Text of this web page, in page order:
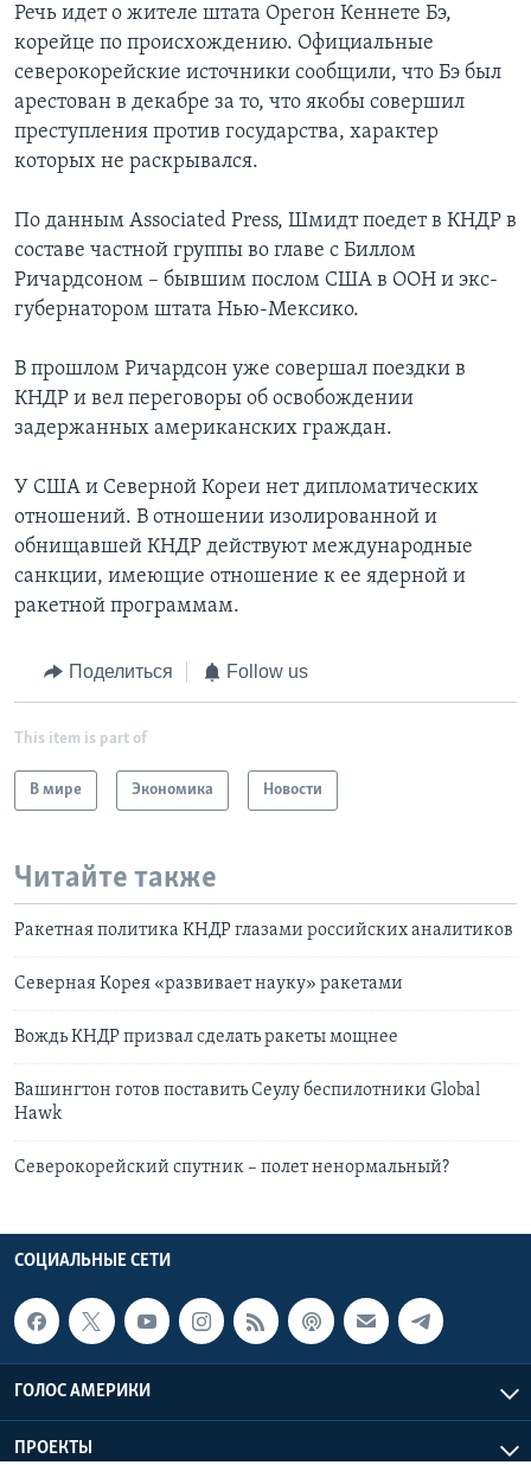
Речь идет о жителе штата Орегон Кеннете Бэ,
корейце по происхождению. Официальные
северокорейские источники сообщили, что Бэ был
арестован в декабре за то, что якобы совершил
преступления против государства, характер
которых не раскрывался.
По данным Associated Press, Шмидт поедет в КНДР в
составе частной группы во главе с Биллом
Ричардсоном – бывшим послом США в ООН и экс-
губернатором штата Нью-Мексико.
В прошлом Ричардсон уже совершал поездки в
КНДР и вел переговоры об освобождении
задержанных американских граждан.
У США и Северной Кореи нет дипломатических
отношений. В отношении изолированной и
обнищавшей КНДР действуют международные
санкции, имеющие отношение к ее ядерной и
ракетной программам.
Поделиться Follow us
This item is part of
В мире Экономика Новости
Читайте также
Ракетная политика КНДР глазами российских аналитиков
Северная Корея «развивает науку» ракетами
Вождь КНДР призвал сделать ракеты мощнее
Вашингтон готов поставить Сеулу беспилотники Global
Hawk
Северокорейский спутник – полет ненормальный?
СОЦИАЛЬНЫЕ СЕТИ
ГОЛОС АМЕРИКИ
ПРОЕКТЫ